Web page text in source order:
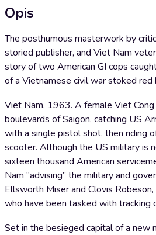
Opis
The posthumous masterwork by
storied publisher, and Viet Nam
story of two American GI cops
of a Vietnamese civil war stoked red
Viet Nam, 1963. A female Viet
boulevards of Saigon, catching US
with a single pistol shot, then riding
scooter. Although the US military is
sixteen thousand American
Nam “advising” the military and
Ellsworth Miser and Clovis
who have been tasked with tracking
Set in the besieged capital of a new